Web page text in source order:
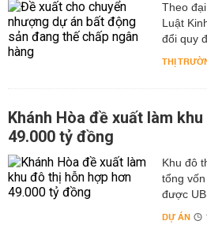
Theo
Luật
đổi quy
THỊ
Khánh Hòa đề xuất làm
49.000 tỷ đồng
Khu đô
tổng
được
DỰ ÁN